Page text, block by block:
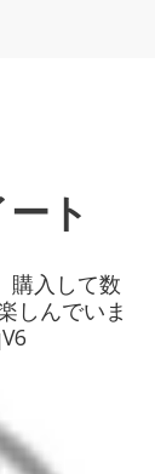
ト
購入して数
しんでいま